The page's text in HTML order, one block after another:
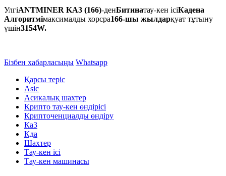
УлгіANTMINER KA3 (166)-денБитинатау-кен ісіКадена
Алгоритмімаксималды хорсра166-шы жылдарқуат тұтыну
үшін3154W.
Бізбен хабарласыңы Whatsapp
Қарсы теріс
Asic
Асикалық шахтер
Крипто тау-кен өндірісі
Крипточенциалды өндіру
Ка3
Кда
Шахтер
Тау-кен ісі
Тау-кен машинасы